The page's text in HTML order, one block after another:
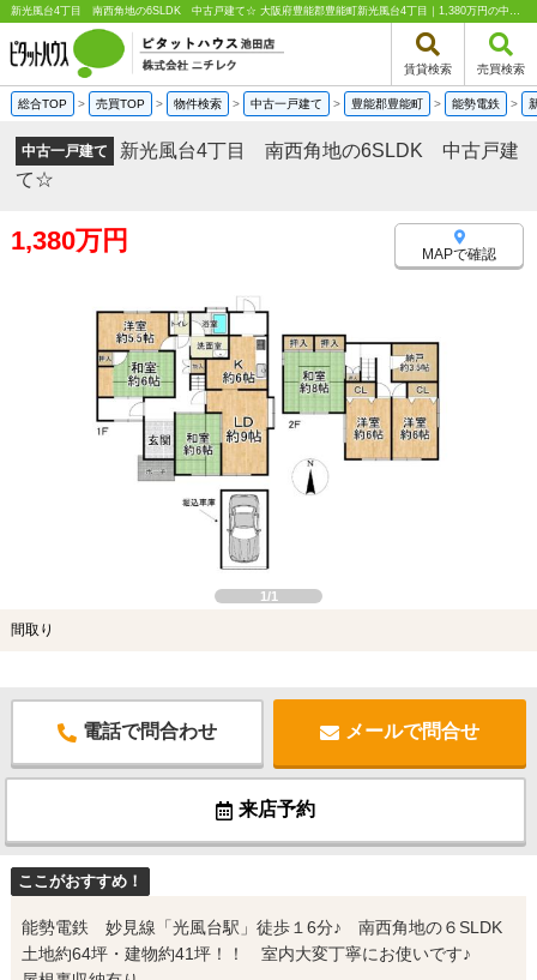
新光風台4丁目 南西角地の6SLDK 中古戸建て☆ 大阪府豊能郡豊能町新光風台4丁目｜1,380万円の中古一戸建て｜中古住宅や中古物件情報｜ピタットハウス池田店 株式会社ニチレク
賃貸検索 売買検索
総合TOP > 売買TOP > 物件検索 > 中古一戸建て > 豊能郡豊能町 > 能勢電鉄 >
中古一戸建て
新光風台4丁目 南西角地の6SLDK 中古戸建
て☆
1,380万円 MAPで確認
1/1
間取り
電話で問合わせ メールで問合せ
来店予約
ここがおすすめ！
能勢電鉄 妙見線「光風台駅」徒歩１6分♪ 南西角地の６SLDK
土地約64坪・建物約41坪！！ 室内大変丁寧にお使いです♪